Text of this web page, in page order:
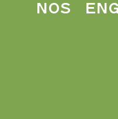
NOS